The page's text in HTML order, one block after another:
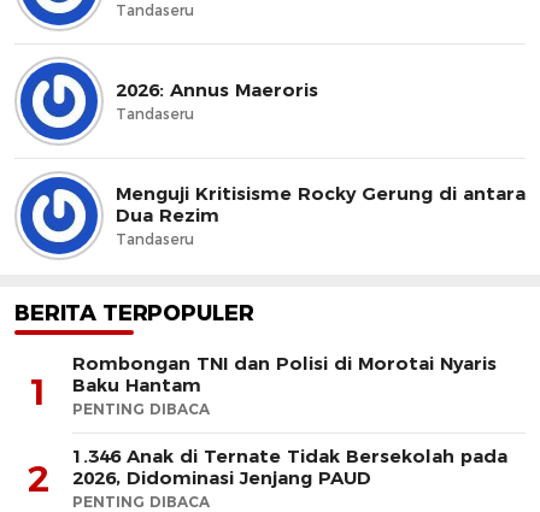
Tandaseru
2026: Annus Maeroris
Tandaseru
Menguji Kritisisme Rocky Gerung di antara
Dua Rezim
Tandaseru
BERITA TERPOPULER
1
Rombongan TNI dan Polisi di Morotai Nyaris
Baku Hantam
PENTING DIBACA
2
1.346 Anak di Ternate Tidak Bersekolah pada
2026, Didominasi Jenjang PAUD
PENTING DIBACA